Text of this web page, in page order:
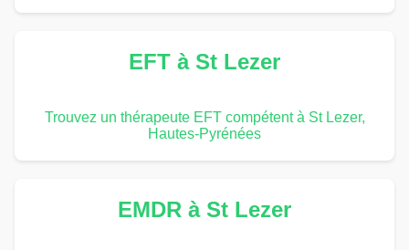
EFT à St Lezer
Trouvez un thérapeute EFT compétent à St Lezer,
Hautes-Pyrénées
EMDR à St Lezer